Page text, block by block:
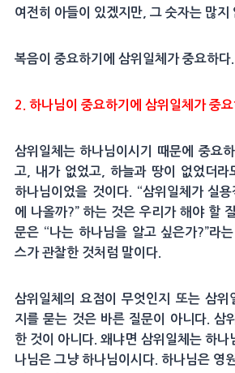
여전히 아들이 있겠지만, 그 숫자는 많지
복음이 중요하기에 삼위일체가 중요하다.
2. 하나님이 중요하기에 삼위일체가 중요
삼위일체는 하나님이시기 때문에 중요
고, 내가 없었고, 하늘과 땅이 없었더라
하나님이었을 것이다. “삼위일체가 실
에 나올까?” 하는 것은 우리가 해야 할
문은 “나는 하나님을 알고 싶은가?”라
스가 관찰한 것처럼 말이다.
삼위일체의 요점이 무엇인지 또는 삼위
지를 묻는 것은 바른 질문이 아니다. 삼
한 것이 아니다. 왜냐면 삼위일체는 하나
나님은 그냥 하나님이시다. 하나님은 영